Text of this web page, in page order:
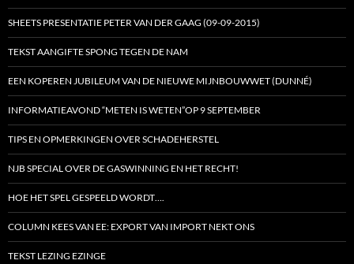
SHEETS PRESENTATIE PETER VAN DER GAAG (09-09-2015)
TEKST AANGIFTE SPONG TEGEN DE NAM
EEN KOPEREN JUBILEUM VAN DE NIEUWE MIJNBOUWWET (DUNNÉ)
INFORMATIEAVOND “METEN IS WETEN”OP 9 SEPTEMBER
TIPS EN OPMERKINGEN OVER SCHADEHERSTEL
NJB SPECIAL OVER DE GASWINNING EN HET RECHT!
HOE HET SPEL GESPEELD WORDT….
COLUMN KEES VAN EE: EXPORT VAN IMPORT NEKT ONS
TEKST LEZING EZINGE